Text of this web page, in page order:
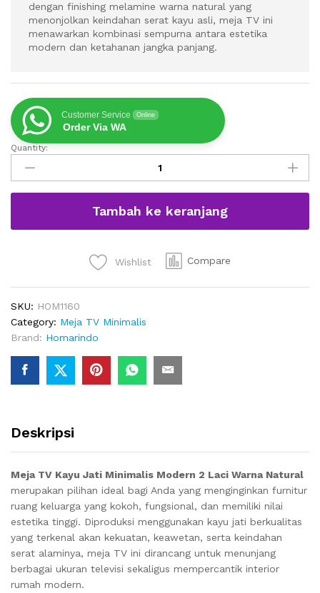
dengan finishing melamine warna natural yang
menonjolkan keindahan serat kayu asli, meja TV ini
menawarkan kombinasi sempurna antara estetika
modern dan ketahanan jangka panjang.
Customer Service Online
Order Via WA
Meja
Kayu
Jati
Modern
quantity
Quantity:
Tambah ke keranjang
Wishlist Compare
SKU: HOM1160
Category: Meja TV Minimalis
Brand: Homarindo
Deskripsi
Meja TV Kayu Jati Minimalis Modern 2 Laci Warna Natural
merupakan pilihan ideal bagi Anda yang menginginkan furnitur
ruang keluarga yang kokoh, fungsional, dan memiliki nilai
estetika tinggi. Diproduksi menggunakan kayu jati berkualitas
yang terkenal akan kekuatan, keawetan, serta keindahan
serat alaminya, meja TV ini dirancang untuk menunjang
berbagai ukuran televisi sekaligus mempercantik interior
rumah modern.